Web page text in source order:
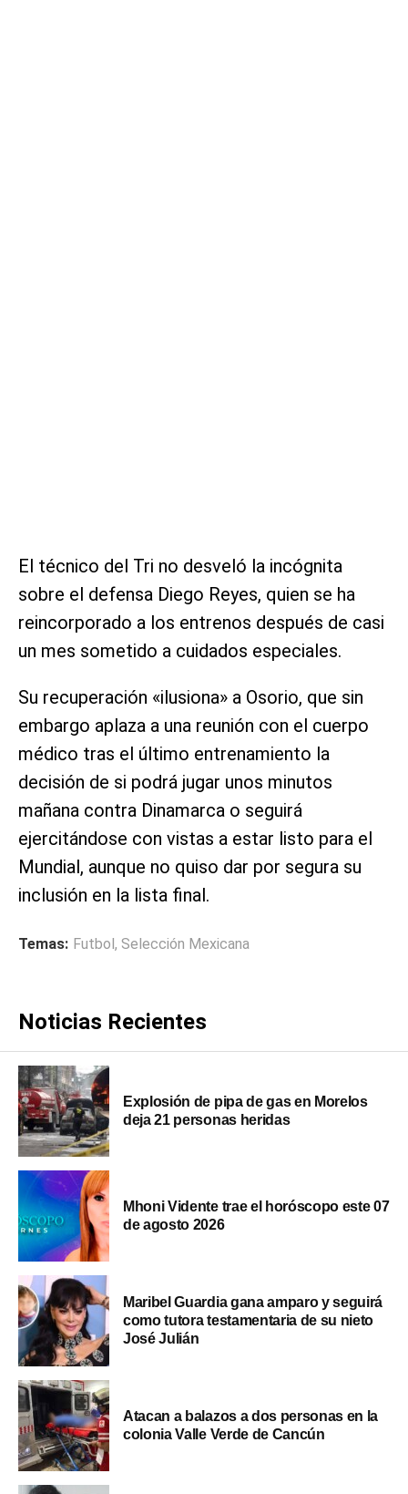
El técnico del Tri no desveló la incógnita
sobre el defensa Diego Reyes, quien se ha
reincorporado a los entrenos después de casi
un mes sometido a cuidados especiales.
Su recuperación «ilusiona» a Osorio, que sin
embargo aplaza a una reunión con el cuerpo
médico tras el último entrenamiento la
decisión de si podrá jugar unos minutos
mañana contra Dinamarca o seguirá
ejercitándose con vistas a estar listo para el
Mundial, aunque no quiso dar por segura su
inclusión en la lista final.
Temas: Futbol , Selección Mexicana
Noticias Recientes
Explosión de pipa de gas en Morelos
deja 21 personas heridas
Mhoni Vidente trae el horóscopo este 07
de agosto 2026
Maribel Guardia gana amparo y seguirá
como tutora testamentaria de su nieto
José Julián
Atacan a balazos a dos personas en la
colonia Valle Verde de Cancún